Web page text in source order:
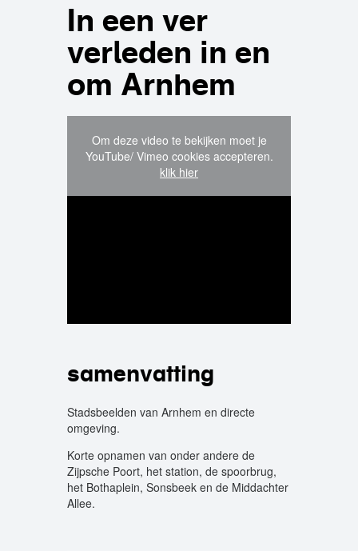
In een ver
verleden in en
om Arnhem
Om deze video te bekijken moet je
YouTube/ Vimeo cookies accepteren.
klik hier
samenvatting
Stadsbeelden van Arnhem en directe
omgeving.
Korte opnamen van onder andere de
Zijpsche Poort, het station, de spoorbrug,
het Bothaplein, Sonsbeek en de Middachter
Allee.